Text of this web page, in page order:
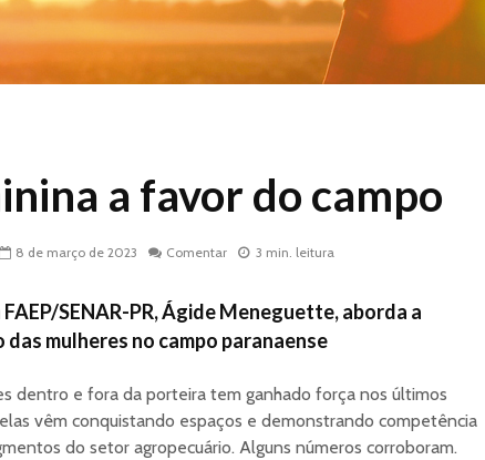
a favor do campo
8 de março de 2023 Comentar 3 min. leitura
SENAR-PR, Ágide Meneguette, aborda a
mulheres no campo paranaense
dentro e fora da porteira tem ganhado força nos últimos
vêm conquistando espaços e demonstrando competência
do setor agropecuário. Alguns números corroboram.